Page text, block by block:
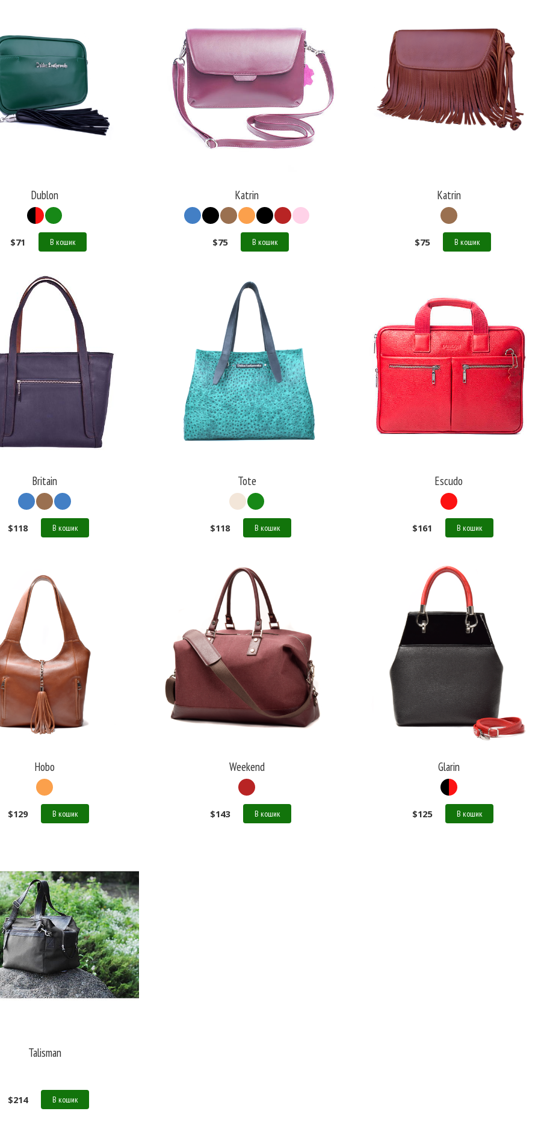
Dublon
$71 В кошик
Katrin
$75 В кошик
Katrin
$75 В кошик
Britain
$118 В кошик
Tote
$118 В кошик
Escudo
$161 В кошик
Hobo
$129 В кошик
Weekend
$143 В кошик
Glarin
$125 В кошик
Talisman
$214 В кошик